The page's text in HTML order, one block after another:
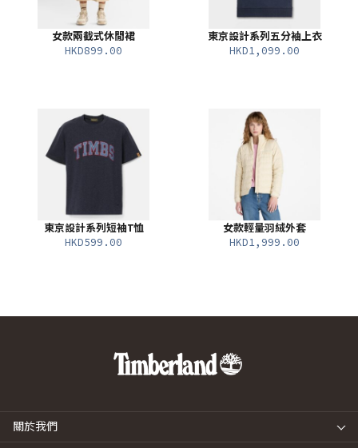
女款兩截式休閒裙
HKD899.00
東京設計系列五分袖上衣
HKD1,099.00
東京設計系列短袖T恤
HKD599.00
女款輕量羽絨外套
HKD1,999.00
關於我們